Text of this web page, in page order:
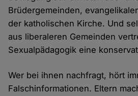
Brüdergemeinden,
der katholischen Kirche. Und
aus liberaleren Gemeinden
Sexualpädagogik eine
Wer bei ihnen nachfragt, hört
Falschinformationen. Eltern